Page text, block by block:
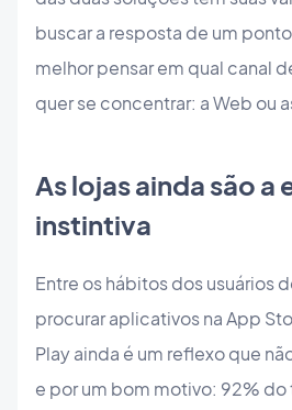
buscar a resposta de um
melhor pensar em qual canal
quer se concentrar: a Web ou
As lojas ainda são a
instintiva
Entre os hábitos dos usuários
procurar aplicativos na App
Play ainda é um reflexo que
e por um bom motivo: 92%